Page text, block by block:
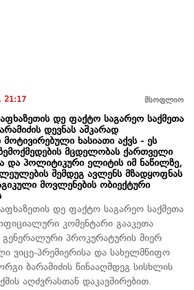
21:17 მსოფლიო
დე ფაქტო საგარეო საქმეთა
დევნას აშკარად
ხასიათი აქვს - ეს
მცდელობას ქართველი
და პოლიტიკური ელიტის იმ ნაწილზე,
შემდეგ ავლენს მზადყოფნას
მოვლენების ობიექტური
დე ფაქტო საგარეო საქმეთა
კომენტარი გააკეთა
პროკურატურის მიერ
ვიცე-პრემიერისა და სახელმწიფო
ბარამიძის წინააღმდეგ სისხლის
აღძვრასთან დაკავშირებით.